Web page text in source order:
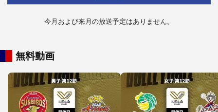
今月および来月の放送予定はありません。
無料動画